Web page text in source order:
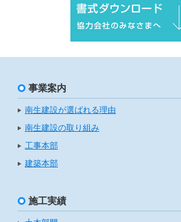
事業案内
南生建設が選ばれる理由
南生建設の取り組み
工事本部
建築本部
施工実績